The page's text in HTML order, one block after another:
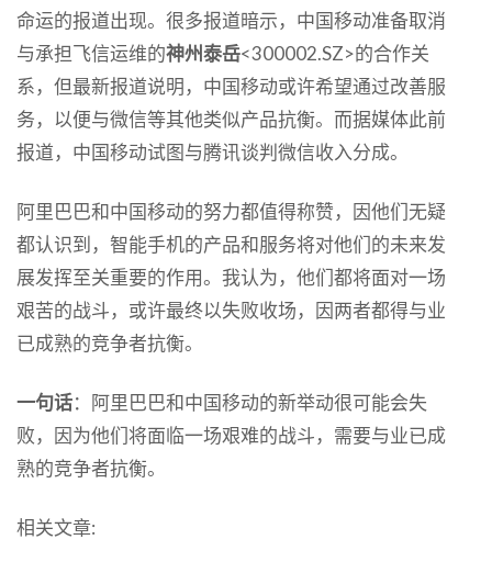
命运的报道出现。很多报道暗示，中国移动准备取消
与承担飞信运维的神州泰岳<300002.SZ>的合作关
系，但最新报道说明，中国移动或许希望通过改善服
务，以便与微信等其他类似产品抗衡。而据媒体此前
报道，中国移动试图与腾讯谈判微信收入分成。
阿里巴巴和中国移动的努力都值得称赞，因他们无疑
都认识到，智能手机的产品和服务将对他们的未来发
展发挥至关重要的作用。我认为，他们都将面对一场
艰苦的战斗，或许最终以失败收场，因两者都得与业
已成熟的竞争者抗衡。
一句话：阿里巴巴和中国移动的新举动很可能会失
败，因为他们将面临一场艰难的战斗，需要与业已成
熟的竞争者抗衡。
相关文章: